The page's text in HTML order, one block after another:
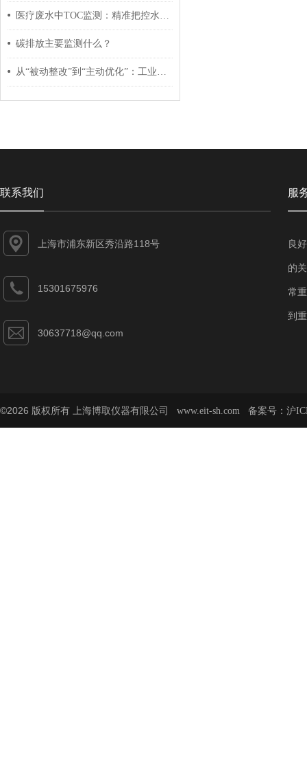
医疗废水中TOC监测：精准把控水质安全的关键技术
碳排放主要监测什么？
从“被动整改”到“主动优化”：工业电导率传感器应用新趋势
联系我们
上海市浦东新区秀沿路118号
15301675976
30637718@qq.com
服
良
的
常
到
©2026 版权所有 上海博取仪器有限公司 www.eit-sh.com 备案号： 沪